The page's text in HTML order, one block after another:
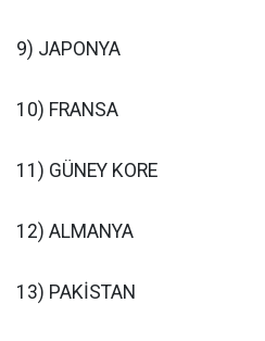
9) JAPONYA
10) FRANSA
11) GÜNEY KORE
12) ALMANYA
13) PAKİSTAN